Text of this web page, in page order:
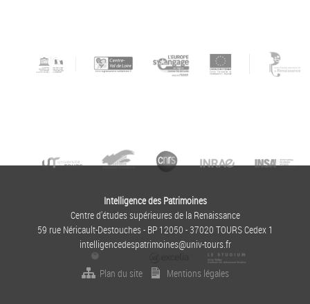
Intelligence des Patrimoines
Centre d'études supérieures de la Renaissance
59 rue Néricault-Destouches - BP 12050 - 37020 TOURS Cedex 1
intelligencedespatrimoines@univ-tours.fr
Plan du site Mentions légales